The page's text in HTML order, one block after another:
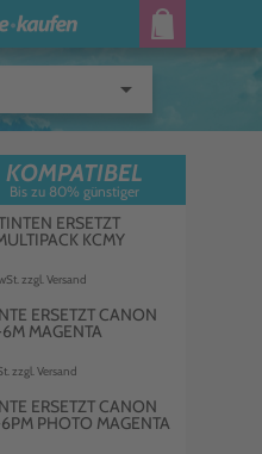
arrow_drop_down
KOMPATIBEL
Bis zu 80% günstiger
ERSETZT
KCMY
zzgl. Versand
ERSETZT CANON
MAGENTA
zzgl. Versand
ERSETZT CANON
PHOTO MAGENTA